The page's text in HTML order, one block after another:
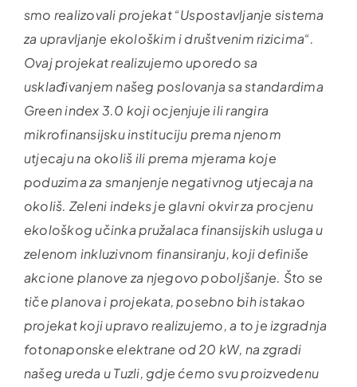
smo realizovali projekat “Uspostavljanje sistema
za upravljanje ekološkim i društvenim rizicima“.
Ovaj projekat realizujemo uporedo sa
usklađivanjem našeg poslovanja sa standardima
Green index 3.0 koji ocjenjuje ili rangira
mikrofinansijsku instituciju prema njenom
utjecaju na okoliš ili prema mjerama koje
poduzima za smanjenje negativnog utjecaja na
okoliš. Zeleni indeks je glavni okvir za procjenu
ekološkog učinka pružalaca finansijskih usluga u
zelenom inkluzivnom finansiranju, koji definiše
akcione planove za njegovo poboljšanje. Što se
tiče planova i projekata, posebno bih istakao
projekat koji upravo realizujemo, a to je izgradnja
fotonaponske elektrane od 20 kW, na zgradi
našeg ureda u Tuzli, gdje ćemo svu proizvedenu